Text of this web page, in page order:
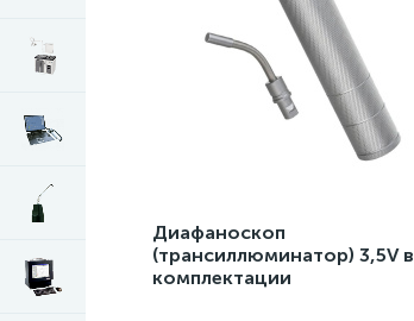
Диафаноскоп
(трансиллюминатор) 3,5V в
комплектации